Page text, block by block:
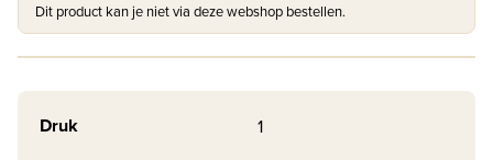
Dit product kan je niet via deze webshop bestellen.
Druk 1